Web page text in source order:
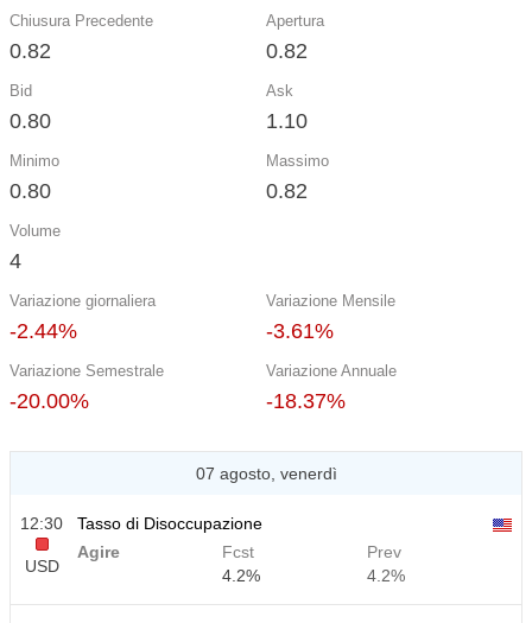
Chiusura Precedente
0.82
Apertura
0.82
Bid
0.80
Ask
1.10
Minimo
0.80
Massimo
0.82
Volume
4
Variazione giornaliera
-2.44%
Variazione Mensile
-3.61%
Variazione Semestrale
-20.00%
Variazione Annuale
-18.37%
07 agosto, venerdì
12:30
USD
Tasso di Disoccupazione
Agire
Fcst
4.2%
Prev
4.2%